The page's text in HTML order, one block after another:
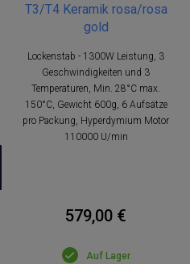
T3/T4 Keramik rosa/rosa
gold
Lockenstab - 1300W Leistung, 3
Geschwindigkeiten und 3
Temperaturen, Min. 28°C max.
150°C, Gewicht 600g, 6 Aufsätze
pro Packung, Hyperdymium Motor
110000 U/min
579,00 €
Auf Lager